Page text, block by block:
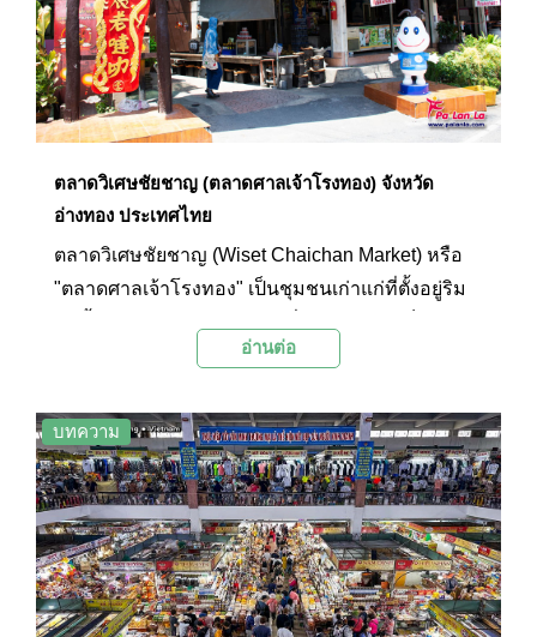
ตลาดวิเศษชัยชาญ (ตลาดศาลเจ้าโรงทอง) จังหวัด
อ่างทอง ประเทศไทย
ตลาดวิเศษชัยชาญ (Wiset Chaichan Market) หรือ
"ตลาดศาลเจ้าโรงทอง" เป็นชุมชนเก่าแก่ที่ตั้งอยู่ริม
ซื้อขายสินค้าของคนในชุมชน และได้รับการคัด
วัฒนธรรมด้วย
อ่านต่อ
บทความ